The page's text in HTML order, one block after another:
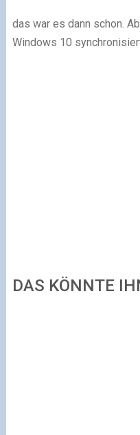
das war es dann schon.
Windows 10
DAS KÖNNTE